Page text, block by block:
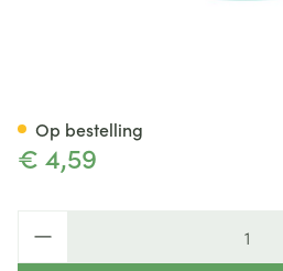
€ 4,59
Op bestelling